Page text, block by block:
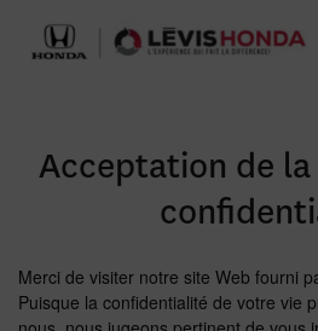
Acceptation de
Merci de visiter notre site Web fourni
Puisque la confidentialité de votre vie